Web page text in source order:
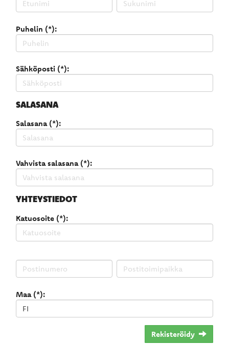
Puhelin (*):
Sähköposti (*):
SALASANA
Salasana (*):
Vahvista salasana (*):
YHTEYSTIEDOT
Katuosoite (*):
Maa (*):
Rekisteröidy